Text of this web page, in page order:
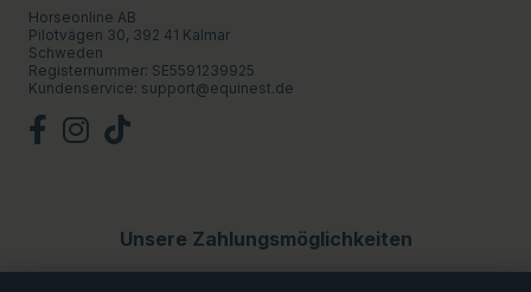
Horseonline AB
Pilotvägen 30, 392 41 Kalmar
Schweden
Registernummer: SE5591239925
Kundenservice: support@equinest.de
Unsere Zahlungsmöglichkeiten